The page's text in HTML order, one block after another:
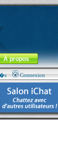
À propos
Connexion